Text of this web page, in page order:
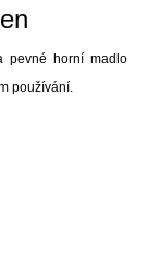
pevné horní madlo
používání.